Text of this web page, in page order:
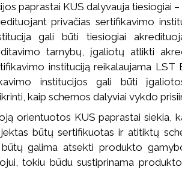
paprastai KUS dalyvauja tiesiogiai
privačias sertifikavimo
gali būti tiesiogiai
tarnybų, įgaliotų atlikti
instituciją reikalaujama LST
institucijos gali būti
kaip schemos dalyviai vykdo
orientuotos KUS paprastai siekia,
būtų sertifikuotas ir atitiktų
galima atsekti produkto
tokiu būdu sustiprinama